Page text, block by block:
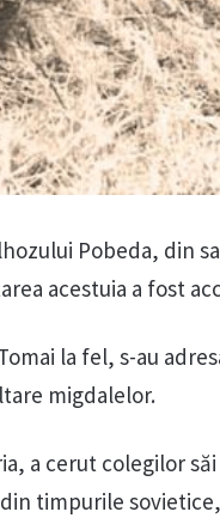
Pobeda, din
acestuia a fost
la fel, s-au
migdalelor.
a cerut colegilor
timpurile